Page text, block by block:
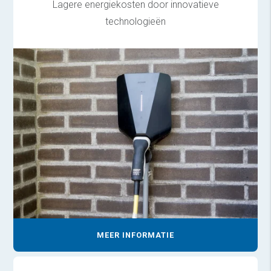
Lagere energiekosten door innovatieve
technologieën
MEER INFORMATIE